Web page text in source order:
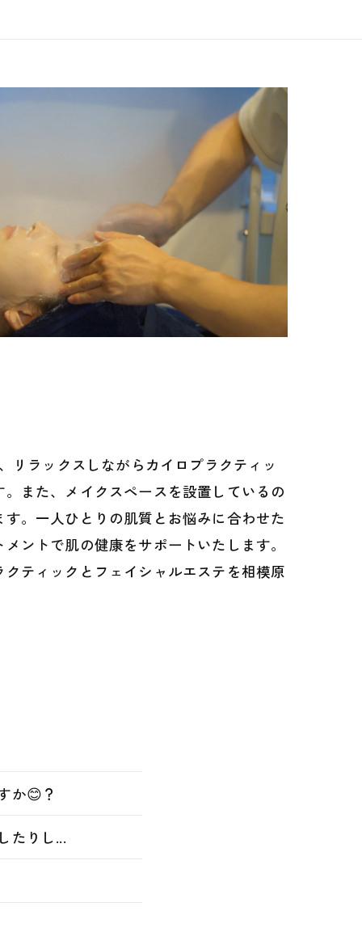
リラックスしながらカイロプラクティッ
また、メイクスペースを設置しているの
。一人ひとりの肌質とお悩みに合わせた
ントで肌の健康をサポートいたします。
ティックとフェイシャルエステを相模原
か😊？
たりし...